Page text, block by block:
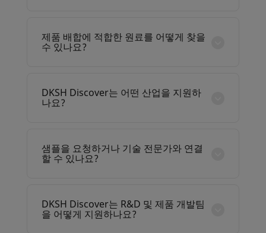
제품 배합에 적합한 원료를 어떻게 찾을
수 있나요?
제품 목표 및 성능 요건에 맞는 원료를 신속하게
찾을 수 있도록 도와줍니다.
DKSH Discover는 어떤 산업을 지원하
나요?
여 기업이 자신의 시장에 적합한 원료와 배합 지원
을 쉽게 찾을 수 있도록 합니다.
샘플을 요청하거나 기술 전문가와 연결
할 수 있나요?
규모 생산으로 전환하기 전에 정보에 근거한 의사
결정을 내릴 수 있습니다.
DKSH Discover는 R&D 및 제품 개발팀
을 어떻게 지원하나요?